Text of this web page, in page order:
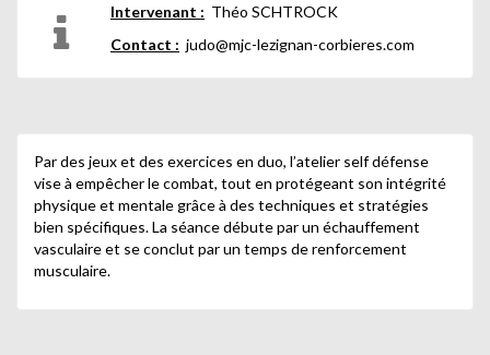
Intervenant : Théo SCHTROCK
Contact : judo@mjc-lezignan-corbieres.com
Par des jeux et des exercices en duo, l’atelier self défense
vise à empêcher le combat, tout en protégeant son intégrité
physique et mentale grâce à des techniques et stratégies
bien spécifiques. La séance débute par un échauffement
vasculaire et se conclut par un temps de renforcement
musculaire.